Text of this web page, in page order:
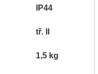
IP44
tř. II
1,5 kg